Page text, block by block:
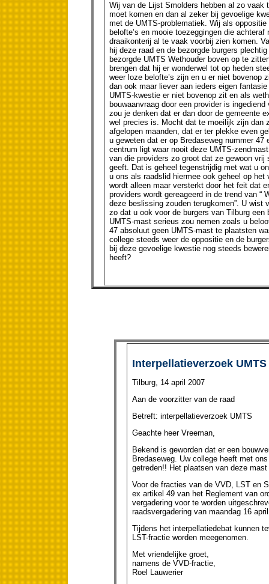
Wij van de Lijst Smolders hebben al zo vaak
moet komen en dan al zeker bij gevoelige
met de UMTS-problematiek. Wij als
belofte’s en mooie toezeggingen die
draaikonterij al te vaak voorbij zien komen.
hij deze raad en de bezorgde burgers
bezorgde UMTS Wethouder boven op te
brengen dat hij er wonderwel tot op heden
weer loze belofte’s zijn en u er niet bovenop
dan ook maar liever aan ieders eigen
UMTS-kwestie er niet bovenop zit en als
bouwaanvraag door een provider is
zou je denken dat er dan door de gemeente
wel precies is. Mocht dat te moeilijk zijn dan
afgelopen maanden, dat er ter plekke even
u geweten dat er op Bredaseweg nummer
centrum ligt waar nooit deze UMTS-
van die providers zo groot dat ze gewoon
geeft. Dat is geheel tegenstrijdig met wat u
u ons als raadslid hiermee ook geheel op
wordt alleen maar versterkt door het feit dat
providers wordt gereageerd in de trend van “
deze beslissing zouden terugkomen”. U
zo dat u ook voor de burgers van Tilburg
UMTS-mast serieus zou nemen zoals u
47 absoluut geen UMTS-mast te plaatsten
college steeds weer de oppositie en de
bij deze gevoelige kwestie nog steeds
heeft?
Interpellatieverzoek
Tilburg, 14 april 2007
Aan de voorzitter van de raad
Betreft: interpellatieverzoek UMTS
Geachte heer Vreeman,
Bekend is geworden dat er een
Bredaseweg. Uw college heeft met
getreden!! Het plaatsen van deze
Voor de fracties van de VVD, LST en
ex artikel 49 van het Reglement van
vergadering voor te worden
raadsvergadering van maandag 16
Tijdens het interpellatiedebat kunnen
LST-fractie worden meegenomen.
Met vriendelijke groet,
namens de VVD-fractie,
Roel Lauwerier